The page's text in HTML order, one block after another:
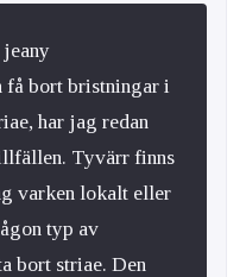
få bort bristningar i
har jag redan
Tyvärr finns
varken lokalt eller
typ av
bort striae. Den